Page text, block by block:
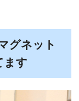
グネット
ます